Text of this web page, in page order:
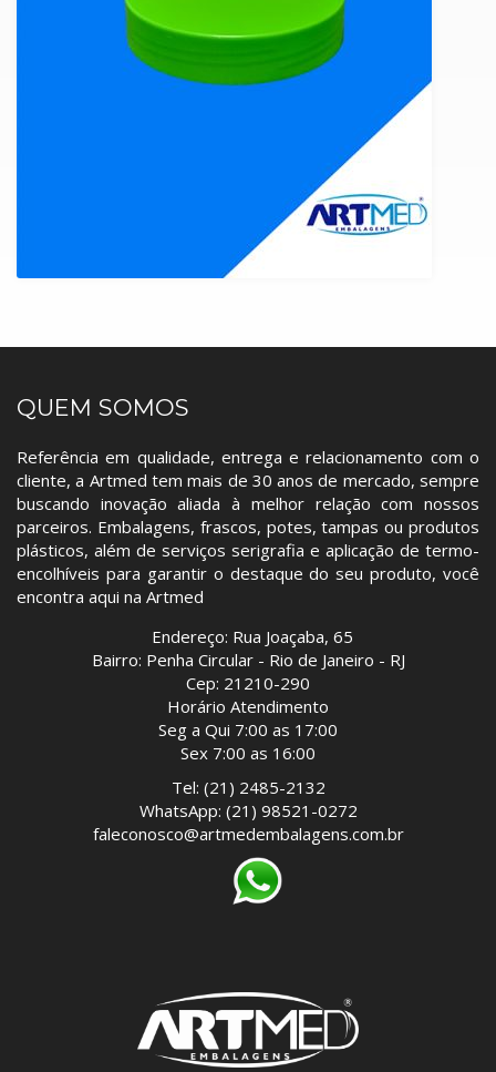
QUEM SOMOS
Referência em qualidade, entrega e relacionamento com o
cliente, a Artmed tem mais de 30 anos de mercado, sempre
buscando inovação aliada à melhor relação com nossos
parceiros. Embalagens, frascos, potes, tampas ou produtos
plásticos, além de serviços serigrafia e aplicação de termo-
encolhíveis para garantir o destaque do seu produto, você
encontra aqui na Artmed
Endereço: Rua Joaçaba, 65
Bairro: Penha Circular - Rio de Janeiro - RJ
Cep: 21210-290
Horário Atendimento
Seg a Qui 7:00 as 17:00
Sex 7:00 as 16:00
Tel: (21) 2485-2132
WhatsApp: (21) 98521-0272
faleconosco@artmedembalagens.com.br